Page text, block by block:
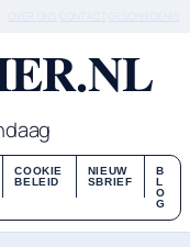
COOKIE
BELEID
NIEUW
SBRIEF
B
L
O
G